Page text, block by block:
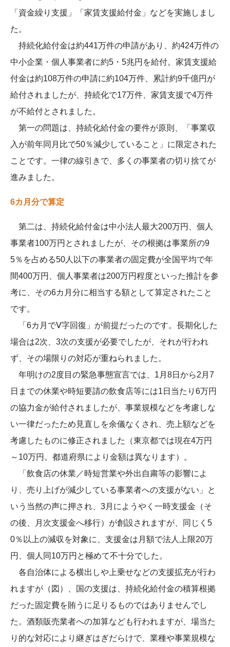
「資金繰り支援」「家賃支援給付金」などを実施しまし
た。
持続化給付金は約441万件の申請があり、約424万件の
中小企業・個人事業者に約5・5兆円を給付。家賃支援給
付金は約108万件の申請に約104万件、累計約9千億円が
給付されましたが、持続化で17万件、家賃支援で4万件
が不給付とされました。
第一の問題は、持続化給付金の要件が原則、「事業収
入が前年同月比で50％減少していること」に限定された
ことです。一律の線引きで、多くの事業者の切り捨てが
進みました。
6カ月分で算定
第二は、持続化給付金は中小法人最大200万円、個人
事業者100万円とされましたが、その根拠は事業所の9
5％を占める50人以下の事業者の固定費が全国平均で年
間400万円、個人事業者は200万円程度といった推計を参
考に、その6カ月分に相当する額として算定されたこと
です。
「6カ月でⅤ字回復」が前提だったのです。長期化した
場合は2次、3次の支援が必要でしたが、それが行われ
ず、その場限りの対応が重ねられました。
年明けの2度目の緊急事態宣言では、1月8日から2月7
日までの休業や時短要請の飲食店等には1日当たり6万円
の協力金が給付されましたが、事業規模などを考慮しな
い一律だったため見直しを余儀なくされ、売上額などを
考慮したものに修正されました（東京都では現在4万円
～10万円。都道府県により金額は異なります）。
「飲食店の休業／時短営業や外出自粛等の影響によ
り、売り上げが減少している事業者への支援がない」と
いう当然の声に押され、3月にようやく一時支援金（そ
の後、月次支援金へ移行）が創設されますが、同じく5
0％以上の減収を対象に、支援金は月額で法人上限20万
円、個人同10万円と極めて不十分でした。
各自治体による横出しや上乗せなどの支援拡充が行わ
れますが（図）、国の支援は、持続化給付金の積算根拠
だった固定費を賄うに足りるものではありませんでし
た。酒類販売業者への加算なども行われますが、場当た
り的な対応により継ぎはぎだらけで、業種や事業規模な